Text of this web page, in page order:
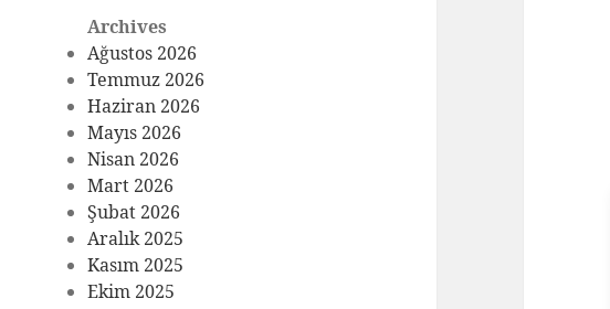
Archives
Ağustos 2026
Temmuz 2026
Haziran 2026
Mayıs 2026
Nisan 2026
Mart 2026
Şubat 2026
Aralık 2025
Kasım 2025
Ekim 2025